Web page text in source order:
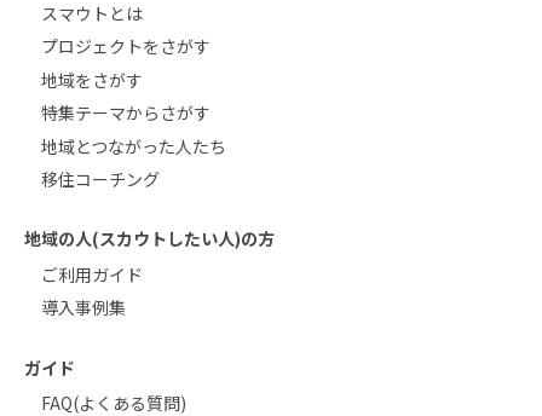
スマウトとは
プロジェクトをさがす
地域をさがす
特集テーマからさがす
地域とつながった人たち
移住コーチング
地域の人(スカウトしたい人)の方
ご利用ガイド
導入事例集
ガイド
FAQ(よくある質問)